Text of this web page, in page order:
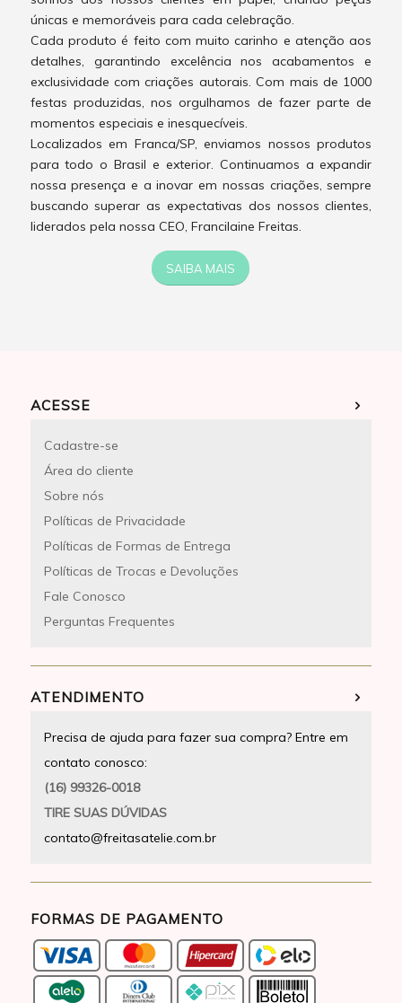
únicas e memoráveis para cada celebração.
Cada produto é feito com muito carinho e atenção aos
detalhes, garantindo excelência nos acabamentos e
exclusividade com criações autorais. Com mais de 1000
festas produzidas, nos orgulhamos de fazer parte de
momentos especiais e inesquecíveis.
Localizados em Franca/SP, enviamos nossos produtos
para todo o Brasil e exterior. Continuamos a expandir
nossa presença e a inovar em nossas criações, sempre
buscando superar as expectativas dos nossos clientes,
liderados pela nossa CEO, Francilaine Freitas.
SAIBA MAIS
ACESSE
Cadastre-se
Área do cliente
Sobre nós
Políticas de Privacidade
Políticas de Formas de Entrega
Políticas de Trocas e Devoluções
Fale Conosco
Perguntas Frequentes
ATENDIMENTO
Precisa de ajuda para fazer sua compra? Entre em
contato conosco:
(16) 99326-0018
TIRE SUAS DÚVIDAS
contato@freitasatelie.com.br
FORMAS DE PAGAMENTO